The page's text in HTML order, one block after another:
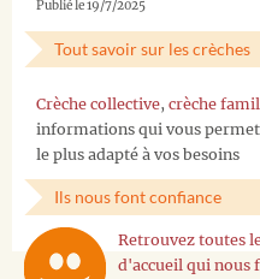
Publié le 19/7/2025
Tout savoir sur les crèches
Crèche collective, crèche
informations qui vous
le plus adapté à vos besoins
Ils nous font confiance
Retrouvez toutes
d'accueil qui nous